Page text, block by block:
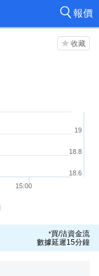
報價
*買/沽資金流
數據延遲15分鐘